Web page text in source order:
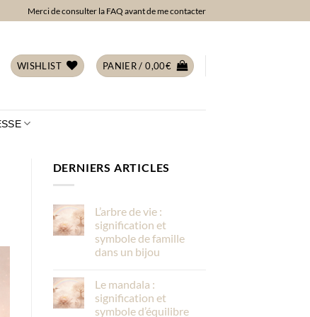
Merci de consulter la FAQ avant de me contacter
WISHLIST PANIER /0,00€
DERNIERS ARTICLES
L’arbre de vie :
signification et
symbole de famille
dans un bijou
Le mandala :
signification et
symbole d’équilibre